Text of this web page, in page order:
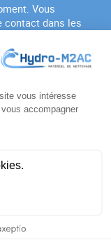
Vous
contact dans les
politique de